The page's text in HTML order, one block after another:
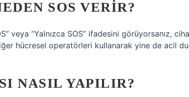
SOS VERIR?
veya “Yalnızca SOS” ifadesini görüyorsanız,
hücresel operatörleri kullanarak yine de acil
NASIL YAPILIR?